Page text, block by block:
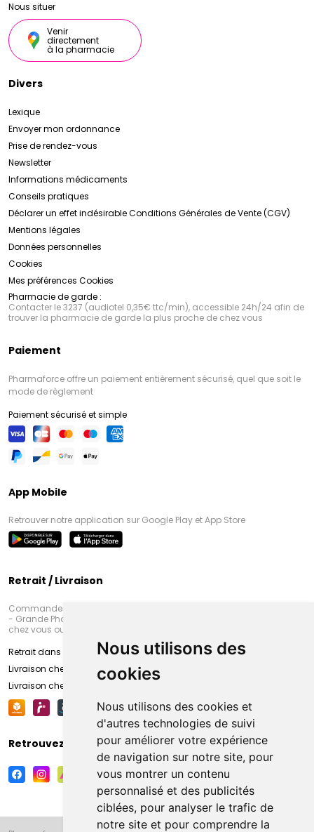
Nous utilisons des
cookies
Nous utilisons des cookies et
d'autres technologies de suivi
pour améliorer votre expérience
de navigation sur notre site, pour
vous montrer un contenu
personnalisé et des publicités
ciblées, pour analyser le trafic de
notre site et pour comprendre la
Nous situer
Venir
directement
à la pharmacie
Divers
Lexique
Envoyer mon ordonnance
Prise de rendez-vous
Newsletter
Informations médicaments
Conseils pratiques
Déclarer un effet indésirableConditions Générales de Vente (CGV)
Mentions légales
Données personnelles
Cookies
Mes préférences Cookies
Pharmacie de garde :
Contacter le 3237 (audiotel 0,35€ ttc/min), accessible 24h/24 afin de
trouver la pharmacie de garde la plus proche de chez vous
Paiement
Pharmaforce offre un paiement entièrement sécurisé, quel que soit le
mode de règlement
Paiement sécurisé et simple
App Mobile
Retrouver notre application sur Google Play et App Store
Retrait / Livraison
Commandez en ligne et venez chercher votre commande à Amiens
- Grande Pharmacie d’Amiens (Fachon) ou recevez-là rapidement
chez vous ou en point retrait
Retrait dans la pharmacie d’Amiens
Livraison chez vous
Livraison chez votre commerçant
Retrouvez-nous sur vos réseaux sociaux